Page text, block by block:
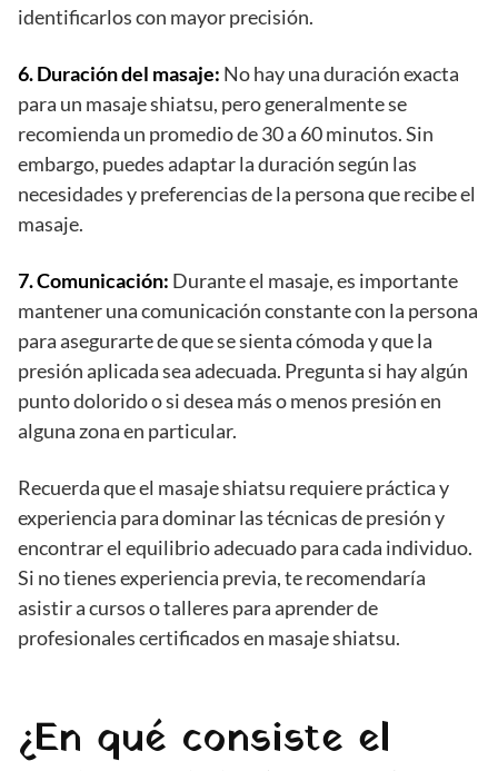
identificarlos con mayor precisión.
6. Duración del masaje: No hay una duración exacta
para un masaje shiatsu, pero generalmente se
recomienda un promedio de 30 a 60 minutos. Sin
embargo, puedes adaptar la duración según las
necesidades y preferencias de la persona que recibe el
masaje.
7. Comunicación: Durante el masaje, es importante
mantener una comunicación constante con la persona
para asegurarte de que se sienta cómoda y que la
presión aplicada sea adecuada. Pregunta si hay algún
punto dolorido o si desea más o menos presión en
alguna zona en particular.
Recuerda que el masaje shiatsu requiere práctica y
experiencia para dominar las técnicas de presión y
encontrar el equilibrio adecuado para cada individuo.
Si no tienes experiencia previa, te recomendaría
asistir a cursos o talleres para aprender de
profesionales certificados en masaje shiatsu.
¿En qué consiste el